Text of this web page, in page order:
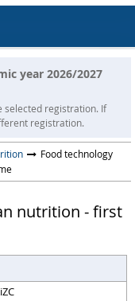
year 2026/2027
selected registration. If
registration.
Food technology
nutrition - first